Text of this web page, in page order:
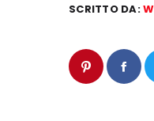
SCRITTO DA: